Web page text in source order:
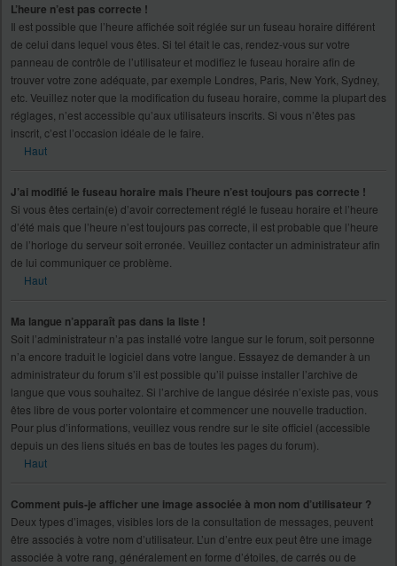
L’heure n’est pas correcte !
Il est possible que l’heure affichée soit réglée sur un fuseau horaire différent
de celui dans lequel vous êtes. Si tel était le cas, rendez-vous sur votre
panneau de contrôle de l’utilisateur et modifiez le fuseau horaire afin de
trouver votre zone adéquate, par exemple Londres, Paris, New York, Sydney,
etc. Veuillez noter que la modification du fuseau horaire, comme la plupart des
réglages, n’est accessible qu’aux utilisateurs inscrits. Si vous n’êtes pas
inscrit, c’est l’occasion idéale de le faire.
Haut
J’ai modifié le fuseau horaire mais l’heure n’est toujours pas correcte !
Si vous êtes certain(e) d’avoir correctement réglé le fuseau horaire et l’heure
d’été mais que l’heure n’est toujours pas correcte, il est probable que l’heure
de l’horloge du serveur soit erronée. Veuillez contacter un administrateur afin
de lui communiquer ce problème.
Haut
Ma langue n’apparaît pas dans la liste !
Soit l’administrateur n’a pas installé votre langue sur le forum, soit personne
n’a encore traduit le logiciel dans votre langue. Essayez de demander à un
administrateur du forum s’il est possible qu’il puisse installer l’archive de
langue que vous souhaitez. Si l’archive de langue désirée n’existe pas, vous
êtes libre de vous porter volontaire et commencer une nouvelle traduction.
Pour plus d’informations, veuillez vous rendre sur le site officiel (accessible
depuis un des liens situés en bas de toutes les pages du forum).
Haut
Comment puis-je afficher une image associée à mon nom d’utilisateur ?
Deux types d’images, visibles lors de la consultation de messages, peuvent
être associés à votre nom d’utilisateur. L’un d’entre eux peut être une image
associée à votre rang, généralement en forme d’étoiles, de carrés ou de